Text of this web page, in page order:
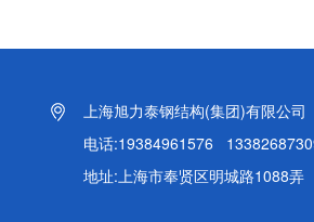
上海旭力泰钢结构(集团)有限公司
电话:19384961576
地址:上海市奉贤区明城路1088弄